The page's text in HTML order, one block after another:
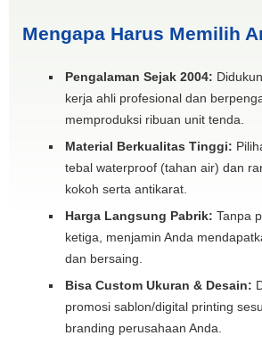
Mengapa Harus Memilih
Pengalaman Sejak 2004:
kerja ahli profesional dan
memproduksi ribuan unit tenda.
Material Berkualitas Tinggi:
tebal waterproof (tahan air) dan
kokoh serta antikarat.
Harga Langsung Pabrik: Tanpa
ketiga, menjamin Anda
dan bersaing.
Bisa Custom Ukuran & Desain:
promosi sablon/digital printing
branding perusahaan Anda.